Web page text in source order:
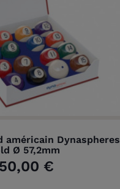
américain Dynaspheres
Ø 57,2mm
€